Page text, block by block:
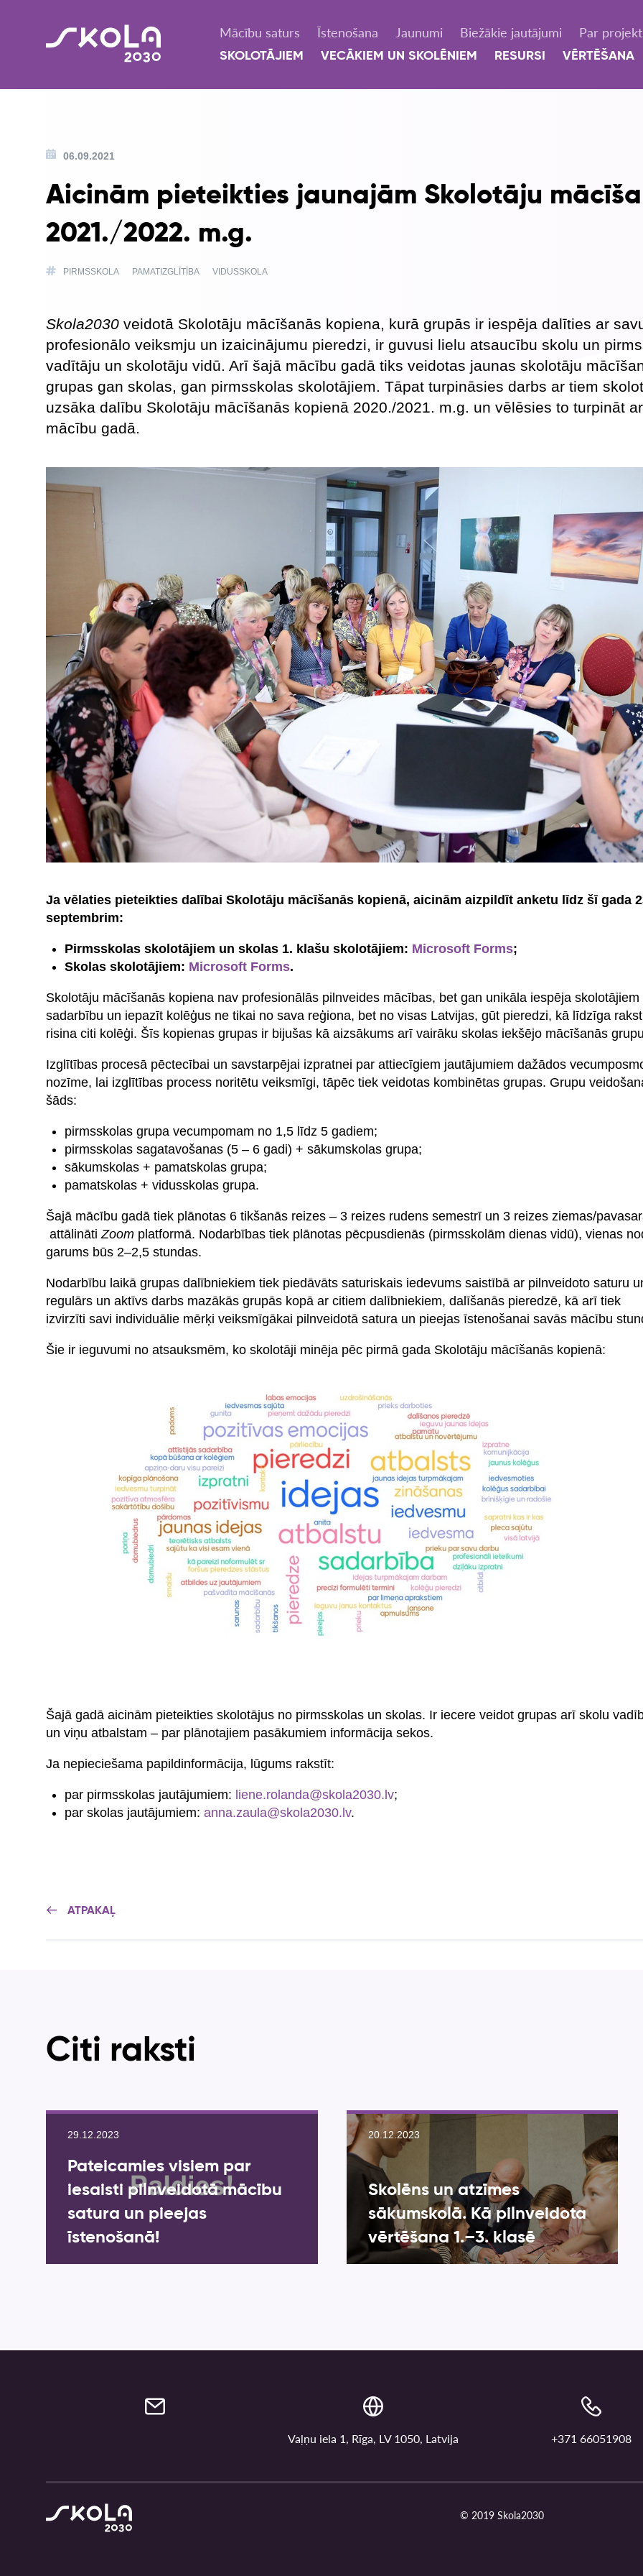
Mācību saturs Īstenošana Jaunumi Biežākie jautājumi Par
SKOLOTĀJIEM VECĀKIEM UN SKOLĒNIEM RESURSI VĒRTĒŠANA
06.09.2021
Aicinām pieteikties jaunajām Skolotāju
2021./2022. m.g.
PIRMSSKOLA PAMATIZGLĪTĪBA VIDUSSKOLA
Skola2030 veidotā Skolotāju mācīšanās kopiena, kurā grupās ir iespēja dalīties ar
profesionālo veiksmju un izaicinājumu pieredzi, ir guvusi lielu atsaucību skolu un
vadītāju un skolotāju vidū. Arī šajā mācību gadā tiks veidotas jaunas skolotāju
grupas gan skolas, gan pirmsskolas skolotājiem. Tāpat turpināsies darbs ar tiem
uzsāka dalību Skolotāju mācīšanās kopienā 2020./2021. m.g. un vēlēsies to turpināt
mācību gadā.
Ja vēlaties pieteikties dalībai Skolotāju mācīšanās kopienā, aicinām aizpildīt anketu līdz šī gada
septembrim:
Pirmsskolas skolotājiem un skolas 1. klašu skolotājiem: Microsoft Forms;
Skolas skolotājiem: Microsoft Forms.
Skolotāju mācīšanās kopiena nav profesionālās pilnveides mācības, bet gan unikāla iespēja skolotājiem
sadarbību un iepazīt kolēģus ne tikai no sava reģiona, bet no visas Latvijas, gūt pieredzi, kā līdzīga
risina citi kolēģi. Šīs kopienas grupas ir bijušas kā aizsākums arī vairāku skolas iekšējo mācīšanās
Izglītības procesā pēctecībai un savstarpējai izpratnei par attiecīgiem jautājumiem dažādos
nozīme, lai izglītības process noritētu veiksmīgi, tāpēc tiek veidotas kombinētas grupas. Grupu
šāds:
pirmsskolas grupa vecumpomam no 1,5 līdz 5 gadiem;
pirmsskolas sagatavošanas (5 – 6 gadi) + sākumskolas grupa;
sākumskolas + pamatskolas grupa;
pamatskolas + vidusskolas grupa.
Šajā mācību gadā tiek plānotas 6 tikšanās reizes – 3 reizes rudens semestrī un 3 reizes ziemas/
attālināti Zoom platformā. Nodarbības tiek plānotas pēcpusdienās (pirmsskolām dienas vidū), vienas
garums būs 2–2,5 stundas.
Nodarbību laikā grupas dalībniekiem tiek piedāvāts saturiskais iedevums saistībā ar pilnveidoto saturu
regulārs un aktīvs darbs mazākās grupās kopā ar citiem dalībniekiem, dalīšanās pieredzē, kā arī tiek
izvirzīti savi individuālie mērķi veiksmīgākai pilnveidotā satura un pieejas īstenošanai savās mācību
Šie ir ieguvumi no atsauksmēm, ko skolotāji minēja pēc pirmā gada Skolotāju mācīšanās kopienā:
Šajā gadā aicinām pieteikties skolotājus no pirmsskolas un skolas. Ir iecere veidot grupas arī skolu
un viņu atbalstam – par plānotajiem pasākumiem informācija sekos.
Ja nepieciešama papildinformācija, lūgums rakstīt:
par pirmsskolas jautājumiem: liene.rolanda@skola2030.lv;
par skolas jautājumiem: anna.zaula@skola2030.lv.
ATPAKAĻ
Citi raksti
29.12.2023
Pateicamies visiem par
iesaisti pilnveidotā mācību
satura un pieejas
īstenošanā!
20.12.2023
Skolēns un atzīmes
sākumskolā. Kā pilnveidota
vērtēšana 1.–3. klasē
Vaļņu iela 1, Rīga, LV 1050, Latvija +371 66051908
© 2019 Skola2030